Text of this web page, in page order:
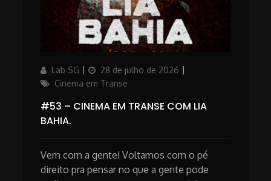
AuthorLab SG
Updated
on
28 de julho de 2026
Cinema em Transe
#53 – CINEMA EM TRANSE COM LIA
BAHIA.
Vem com a gente! Voltamos com o pé
direito pra pensar no que a gente pode